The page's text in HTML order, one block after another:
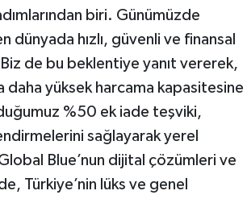
biri. Günümüzde
dünyada hızlı, güvenli ve finansal
de bu beklentiye yanıt vererek,
daha yüksek harcama kapasitesine
%50 ek iade teşviki,
sağlayarak yerel
Blue’nun dijital çözümleri ve
Türkiye’nin lüks ve genel